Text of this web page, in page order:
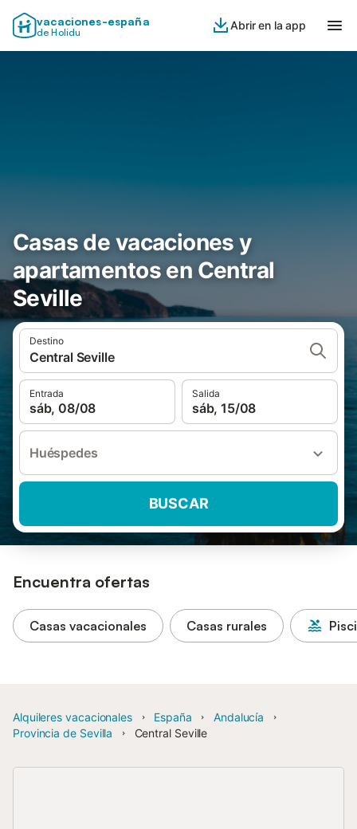
vacaciones-españa
de Holidu
Abrir en la app
Casas de vacaciones y
apartamentos en Central
Seville
Destino
Central Seville
Entrada
sáb, 08/08
Salida
sáb, 15/08
Huéspedes
BUSCAR
Encuentra ofertas
Casas vacacionales Casas rurales
Alquileres vacacionales España
Andalucía
Provincia de Sevilla
Central Seville